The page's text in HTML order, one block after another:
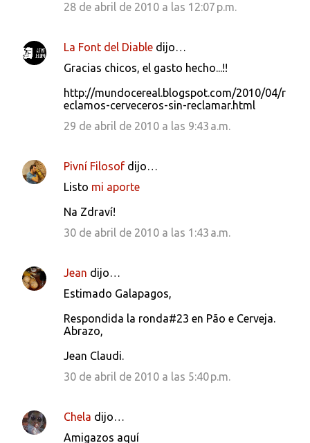
28 de abril de 2010 a las 12:07 p.m.
La Font del Diable dijo…
Gracias chicos, el gasto hecho...!!
http://mundocereal.blogspot.com/2010/04/r
eclamos-cerveceros-sin-reclamar.html
29 de abril de 2010 a las 9:43 a.m.
Pivní Filosof dijo…
Listo mi aporte
Na Zdraví!
30 de abril de 2010 a las 1:43 a.m.
Jean dijo…
Estimado Galapagos,
Respondida la ronda#23 en Pão e Cerveja.
Abrazo,
Jean Claudi.
30 de abril de 2010 a las 5:40 p.m.
Chela dijo…
Amigazos aquí